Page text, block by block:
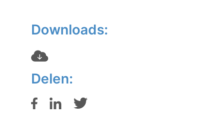
Downloads:
Delen: